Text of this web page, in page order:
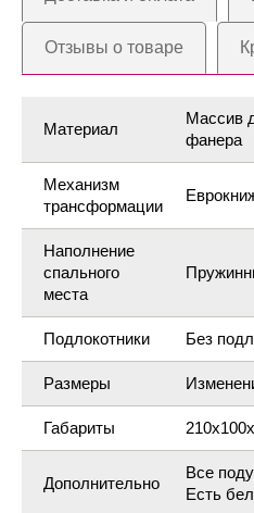
Отзывы о товаре
Материал
Массив
фанера
Механизм
трансформации
Наполнение
спального
места
Подлокотники Без
Размеры
Габариты
Дополнительно
Все
Есть